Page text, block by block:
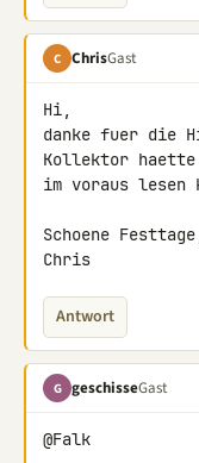
C ChrisGast
Hi,
danke fuer die
Kollektor
im voraus lesen
Schoene
Chris
Antwort
G geschisseGast
@Falk